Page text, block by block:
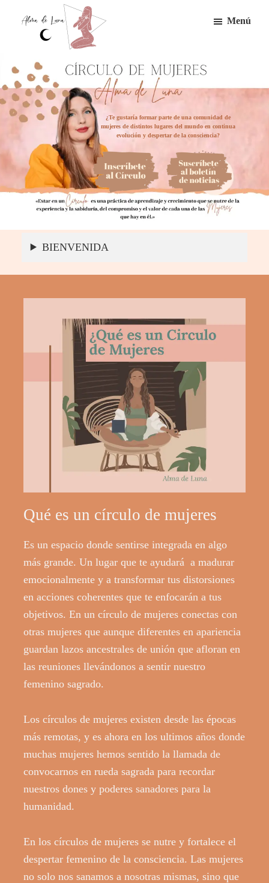
contenido
principal
de
mujeres
alma
de
luna
Menú
¿Te gustaría formar parte de una comunidad de
mujeres de distintos lugares del mundo en continua
evolución y despertar de la consciencia?
BIENVENIDA
Qué es un círculo de mujeres
Es un espacio donde sentirse integrada en algo
más grande. Un lugar que te ayudará a madurar
emocionalmente y a transformar tus distorsiones
en acciones coherentes que te enfocarán a tus
objetivos. En un círculo de mujeres conectas con
otras mujeres que aunque diferentes en apariencia
guardan lazos ancestrales de unión que afloran en
las reuniones llevándonos a sentir nuestro
femenino sagrado.
Los círculos de mujeres existen desde las épocas
más remotas, y es ahora en los ultimos años donde
muchas mujeres hemos sentido la llamada de
convocarnos en rueda sagrada para recordar
nuestros dones y poderes sanadores para la
humanidad.
En los círculos de mujeres se nutre y fortalece el
despertar femenino de la consciencia. Las mujeres
no solo nos sanamos a nosotras mismas, sino que